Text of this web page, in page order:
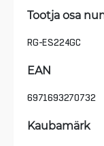
Tootja osa
RG-ES224GC
EAN
6971693270732
Kaubamärk